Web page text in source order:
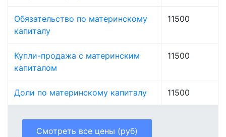
Обязательство по материнскому
капиталу
11500
Купли-продажа с материнским
капиталом
11500
Доли по материнскому капиталу 11500
Смотреть все цены (руб)